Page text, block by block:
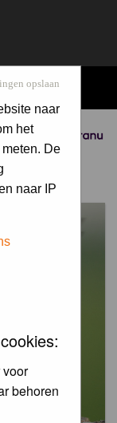
by
opslaan
naar
het
De
naar IP
behoren